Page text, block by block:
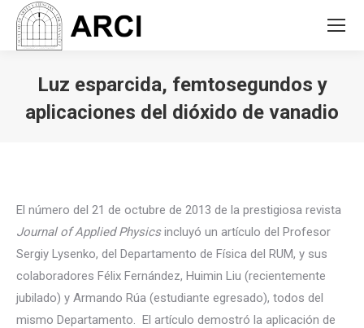
Luz esparcida, femtosegundos y
aplicaciones del dióxido de vanadio
El número del 21 de octubre de 2013 de la prestigiosa revista
Journal of Applied Physicsincluyó un artículo del Profesor
Sergiy Lysenko, del Departamento de Física del RUM, y sus
colaboradores Félix Fernández, Huimin Liu (recientemente
jubilado) y Armando Rúa (estudiante egresado), todos del
mismo Departamento. El artículo demostró la aplicación de